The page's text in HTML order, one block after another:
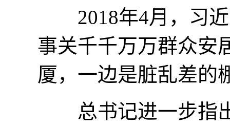
2018年4月，习近
事关千千万万群众安
厦，一边是脏乱差的
总书记进一步指出